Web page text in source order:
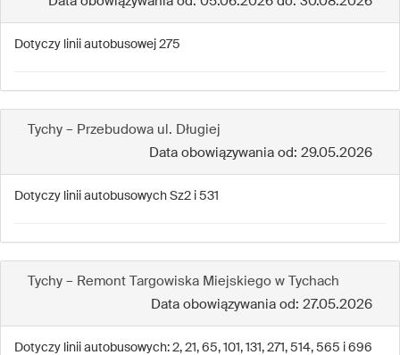
Dotyczy linii autobusowej 275
Tychy – Przebudowa ul. Długiej
Data obowiązywania od: 29.05.2026
Dotyczy linii autobusowych Sz2 i 531
Tychy – Remont Targowiska Miejskiego w Tychach
Data obowiązywania od: 27.05.2026
Dotyczy linii autobusowych: 2, 21, 65, 101, 131, 271, 514, 565 i 696